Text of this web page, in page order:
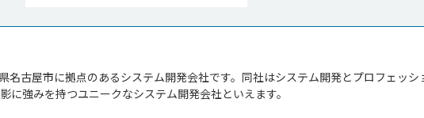
名古屋市に拠点のあるシステム開発会社です。同社はシステム開発とプロフェッシ
に強みを持つユニークなシステム開発会社といえます。